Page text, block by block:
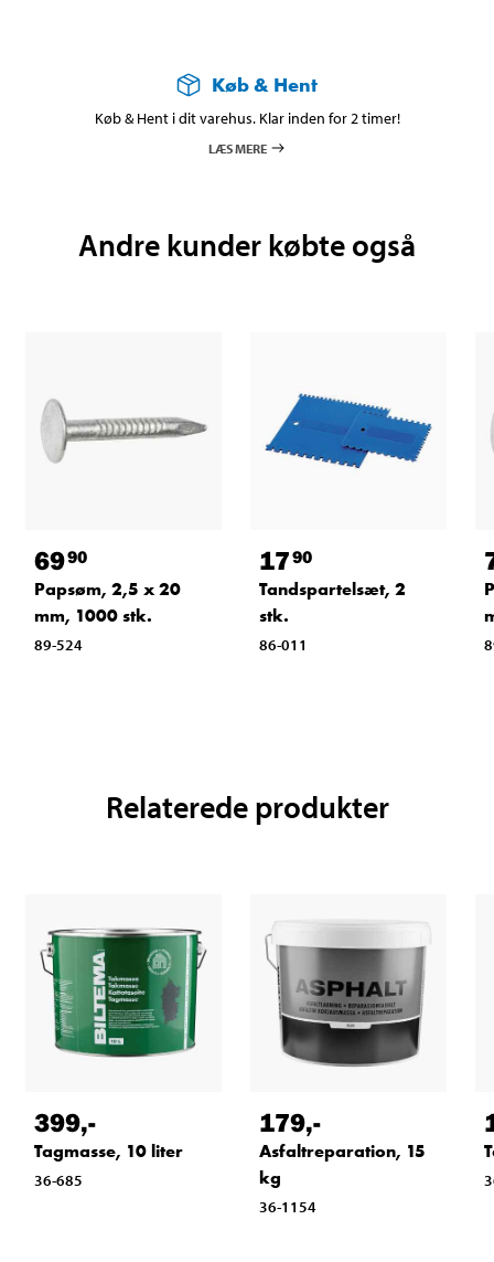
Køb & Hent
Køb & Hent i dit varehus. Klar inden for 2 timer!
LÆS MERE
Andre kunder købte også
6990
Papsøm, 2,5 x 20
mm, 1000 stk.
89-524
1790
Tandspartelsæt, 2
stk.
86-011
Relaterede produkter
399,-
Tagmasse, 10 liter
36-685
179,-
Asfaltreparation, 15
kg
36-1154